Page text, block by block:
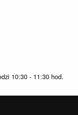
10:30 - 11:30 hod.